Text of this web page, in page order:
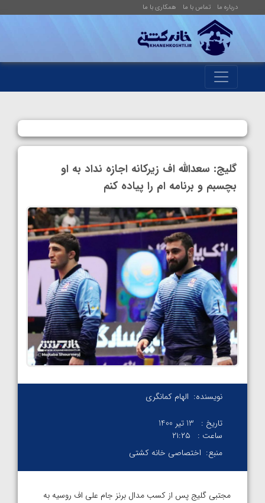
درباره ما تماس با ما همکاری با ما
گلیج: سعدالله اف زیرکانه اجازه نداد به او
بچسبم و برنامه ام را پیاده کنم
نویسنده: الهام کمانگری
تاریخ :
13 تیر 1400
ساعت :
۲۱:۲۵
منبع: اختصاصی خانه کشتی
مجتبی گلیج پس از کسب مدال برنز جام علی اف روسیه به